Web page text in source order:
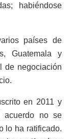
habiéndose
países de
Guatemala y
de negociación
en 2011 y
acuerdo no se
lo ha ratificado.